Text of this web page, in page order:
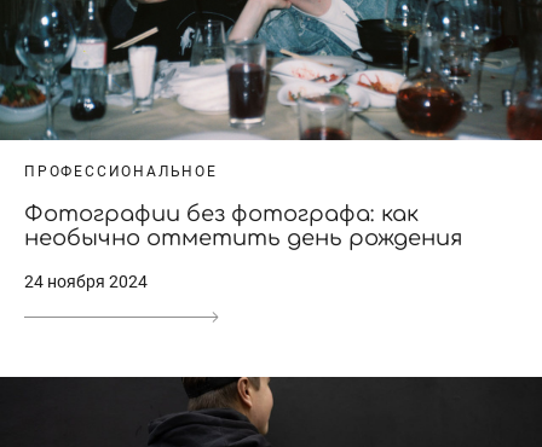
ПРОФЕССИОНАЛЬНОЕ
Фотографии без фотографа: как
необычно отметить день рождения
24 ноября 2024